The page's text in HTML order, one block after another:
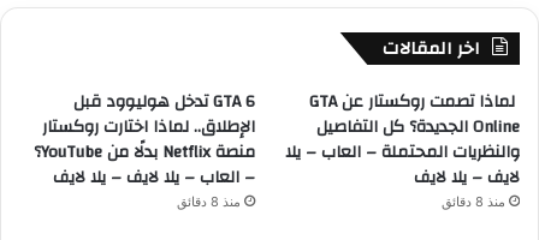
اخر المقالات
لماذا تصمت روكستار عن GTA
Online الجديدة؟ كل التفاصيل
والنظريات المحتملة – العاب – يلا
لايف – يلا لايف
منذ 8 دقائق
GTA 6 تدخل هوليوود قبل
الإطلاق.. لماذا اختارت روكستار
منصة Netflix بدلًا من YouTube؟
– العاب – يلا لايف – يلا لايف
منذ 8 دقائق